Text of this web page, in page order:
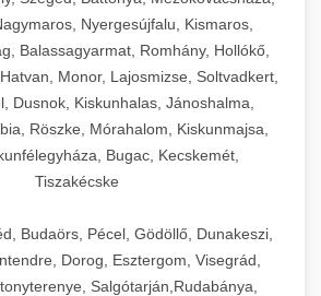
Nyergesújfalu, Kismaros,
Balassagyarmat, Romhány, Hollókő,
Monor, Lajosmizse, Soltvadkert,
Dusnok, Kiskunhalas, Jánoshalma,
Röszke, Mórahalom, Kiskunmajsa,
Bugac, Kecskemét,
Tiszakécske
Budaörs, Pécel, Gödöllő, Dunakeszi,
Dorog, Esztergom, Visegrád,
Salgótarján,Rudabánya,